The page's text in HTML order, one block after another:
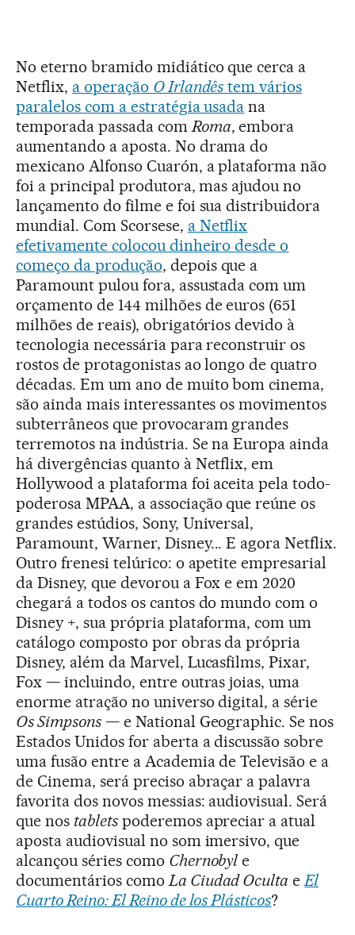
No eterno bramido midiático que cerca a
Netflix, a operação O Irlandês tem vários
paralelos com a estratégia usada na
temporada passada comRoma, embora
aumentando a aposta. No drama do
mexicano Alfonso Cuarón, a plataforma não
foi a principal produtora, mas ajudou no
lançamento do filme e foi sua distribuidora
mundial. Com Scorsese, a Netflix
efetivamente colocou dinheiro desde o
começo da produção, depois que a
Paramount pulou fora, assustada com um
orçamento de 144 milhões de euros (651
milhões de reais), obrigatórios devido à
tecnologia necessária para reconstruir os
rostos de protagonistas ao longo de quatro
décadas. Em um ano de muito bom cinema,
são ainda mais interessantes os movimentos
subterrâneos que provocaram grandes
terremotos na indústria. Se na Europa ainda
há divergências quanto à Netflix, em
Hollywood a plataforma foi aceita pela todo-
poderosa MPAA, a associação que reúne os
grandes estúdios, Sony, Universal,
Paramount, Warner, Disney... E agora Netflix.
Outro frenesi telúrico: o apetite empresarial
da Disney, que devorou a Fox e em 2020
chegará a todos os cantos do mundo com o
Disney +, sua própria plataforma, com um
catálogo composto por obras da própria
Disney, além da Marvel, Lucasfilms, Pixar,
Fox — incluindo, entre outras joias, uma
enorme atração no universo digital, a série
Os Simpsons— e National Geographic. Se nos
Estados Unidos for aberta a discussão sobre
uma fusão entre a Academia de Televisão e a
de Cinema, será preciso abraçar a palavra
favorita dos novos messias: audiovisual. Será
que nos tabletspoderemos apreciar a atual
aposta audiovisual no som imersivo, que
alcançou séries como Chernobyl e
documentários comoLa Ciudad Oculta eEl
Cuarto Reino: El Reino de los Plásticos?